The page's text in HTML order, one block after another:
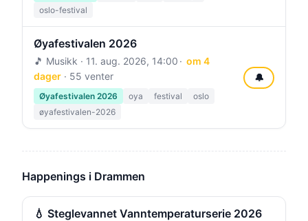
oslo-festival
Øyafestivalen 2026
🎵 Musikk · 11. aug. 2026, 14:00
om 4
dager · 55 venter
Øyafestivalen 2026 oya festival
oslo
øyafestivalen-2026
🔔
Happenings i Drammen
💧 Steglevannet Vanntemperaturserie 2026